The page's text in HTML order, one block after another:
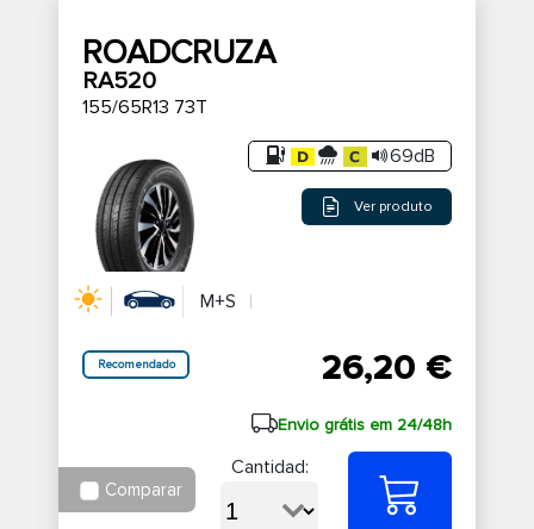
ROADCRUZA
RA520
155/65R13 73T
69dB
Ver produto
M+S
Recomendado 26,20 €
Envio grátis em 24/48h
Comparar
Cantidad: